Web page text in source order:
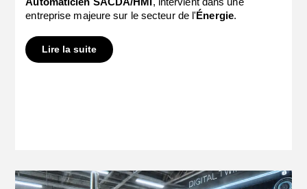
entreprise majeure sur le secteur de l'Énergie.
Lire la suite